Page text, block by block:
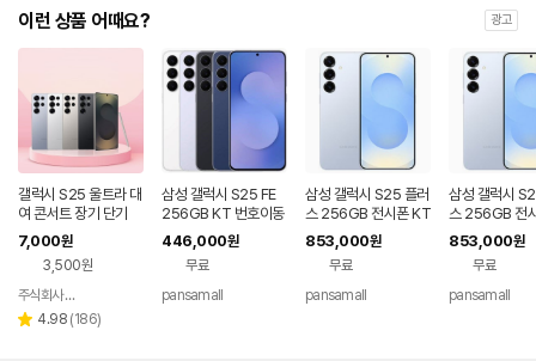
는
대
략
인
을
안
내
를
나
타
는
표
이런 상품 어때요? 광고
갤럭시 S25 울트라 대
여 콘서트 장기 단기
7,000원
3,500원
페이
주식회사 폰빌리지
별 4.98 리
(186)
삼성 갤럭시 S25 FE
256GB KT 번호이동
공시지원 완납
446,000원
무료
pansamall
삼성 갤럭시 S25 플러
스 256GB 전시폰 KT
번호이동 완납 90요금
제
853,000원
무료
pansamall
삼성 갤럭시
스 256GB 전
기기변경 완납
853,000원
무료
pansamall